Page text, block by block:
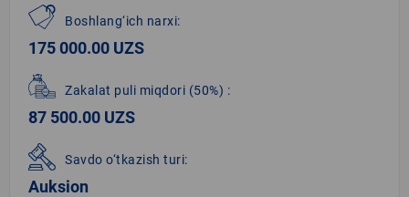
Boshlang‘ich narxi:
175 000.00 UZS
Zakalat puli miqdori (50%) :
87 500.00 UZS
Savdo o‘tkazish turi:
Auksion